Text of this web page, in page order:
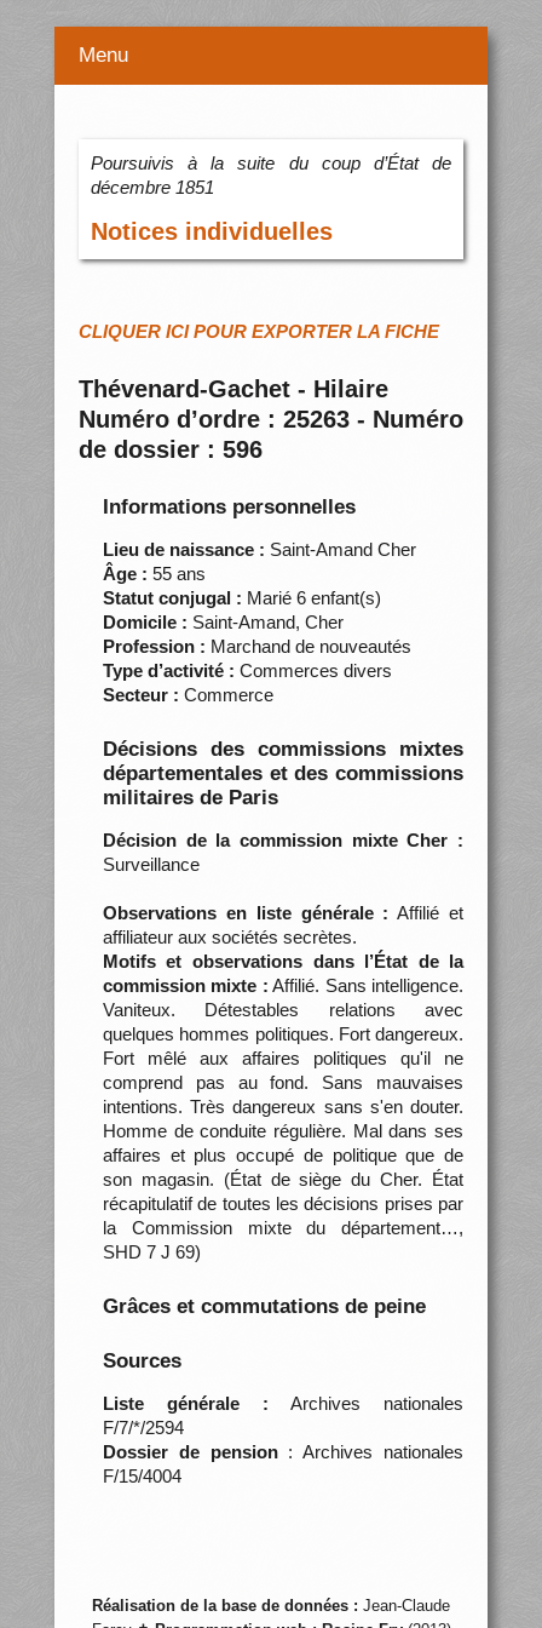
Menu
Poursuivis à la suite du coup d’État de
décembre 1851
Notices individuelles
CLIQUER ICI POUR EXPORTER LA FICHE
Thévenard-Gachet - Hilaire
Numéro d’ordre : 25263 - Numéro
de dossier : 596
Informations personnelles
Lieu de naissance : Saint-Amand Cher
Âge : 55 ans
Statut conjugal : Marié 6 enfant(s)
Domicile : Saint-Amand, Cher
Profession : Marchand de nouveautés
Type d’activité : Commerces divers
Secteur : Commerce
Décisions des commissions mixtes
départementales et des commissions
militaires de Paris
Décision de la commission mixte Cher :
Surveillance
Observations en liste générale : Affilié et
affiliateur aux sociétés secrètes.
Motifs et observations dans l’État de la
commission mixte : Affilié. Sans intelligence.
Vaniteux. Détestables relations avec
quelques hommes politiques. Fort dangereux.
Fort mêlé aux affaires politiques qu'il ne
comprend pas au fond. Sans mauvaises
intentions. Très dangereux sans s'en douter.
Homme de conduite régulière. Mal dans ses
affaires et plus occupé de politique que de
son magasin. (État de siège du Cher. État
récapitulatif de toutes les décisions prises par
la Commission mixte du département…,
SHD 7 J 69)
Grâces et commutations de peine
Sources
Liste générale : Archives nationales
F/7/*/2594
Dossier de pension: Archives nationales
F/15/4004
Réalisation de la base de données : Jean-Claude